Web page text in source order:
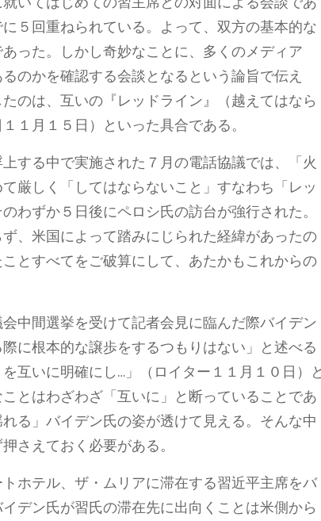
５回重ねられている。よって、双方の基本的な
った。しかし奇妙なことに、多くのメディア
のかを確認する会談となるという論旨で伝え
のは、互いの『レッドライン』（越えてはなら
１月１５日）といった具合である。
する中で実施された７月の電話協議では、「火
厳しく「してはならないこと」すなわち「レッ
わずか５日後にペロシ氏の訪台が強行された。
、米国によって踏みにじられた経緯があったの
とすべてをご破算にして、あたかもこれからの
中間選挙を受けて記者会見に臨んだ際バイデン
に根本的な譲歩をするつもりはない」と述べる
互いに明確にし…」（ロイター１１月１０日）
とはわざわざ「互いに」と断っていることであ
る」バイデン氏の姿が透けて見える。そんな中
さえておく必要がある。
ホテル、ザ・ムリアに滞在する習近平主席をバ
デン氏が習氏の滞在先に出向くことは米側から